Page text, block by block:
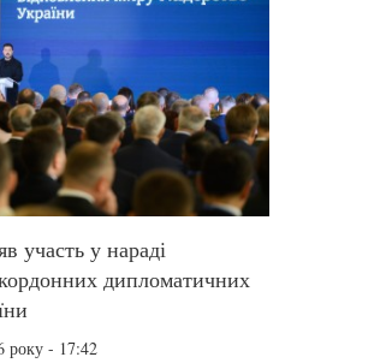
участь у нараді
дипломатичних
року - 17:42